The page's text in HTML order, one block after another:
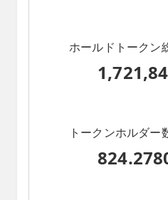
ホールドトークン
トークンホルダー